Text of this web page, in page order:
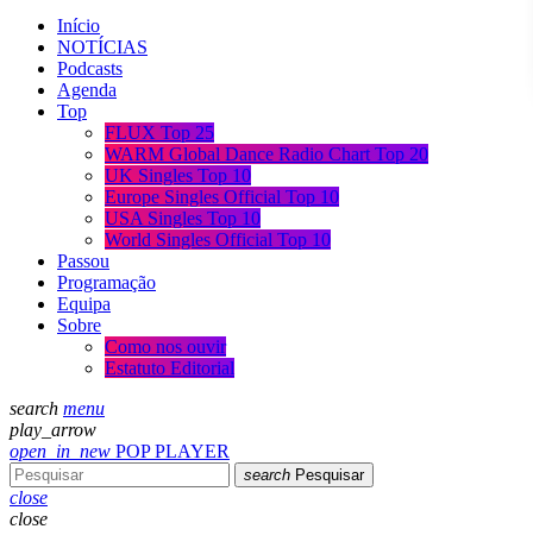
Início
NOTÍCIAS
Podcasts
Agenda
Top
FLUX Top 25
WARM Global Dance Radio Chart Top 20
UK Singles Top 10
Europe Singles Official Top 10
USA Singles Top 10
World Singles Official Top 10
Passou
Programação
Equipa
Sobre
Como nos ouvir
Estatuto Editorial
search menu
play_arrow
open_in_new POP PLAYER
search Pesquisar
close
close